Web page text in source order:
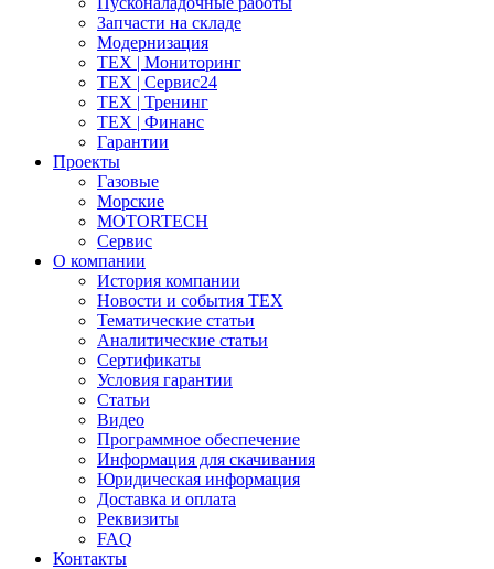
Запчасти на складе
Модернизация
ТЕХ | Мониторинг
ТЕХ | Сервис24
ТЕХ | Тренинг
ТЕХ | Финанс
Гарантии
Проекты
Газовые
Морские
MOTORTECH
Сервис
О компании
История компании
Новости и события ТЕХ
Тематические статьи
Аналитические статьи
Сертификаты
Условия гарантии
Статьи
Видео
Программное обеспечение
Информация для скачивания
Юридическая информация
Доставка и оплата
Реквизиты
FAQ
Контакты